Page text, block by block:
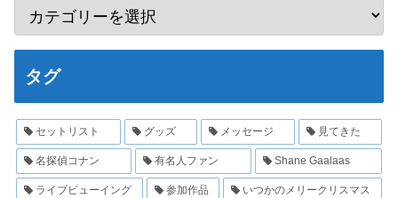
タグ
セットリスト グッズ メッセージ 見てきた
名探偵コナン 有名人ファン Shane Gaalaas
ライブビューイング 参加作品 いつかのメリークリスマス